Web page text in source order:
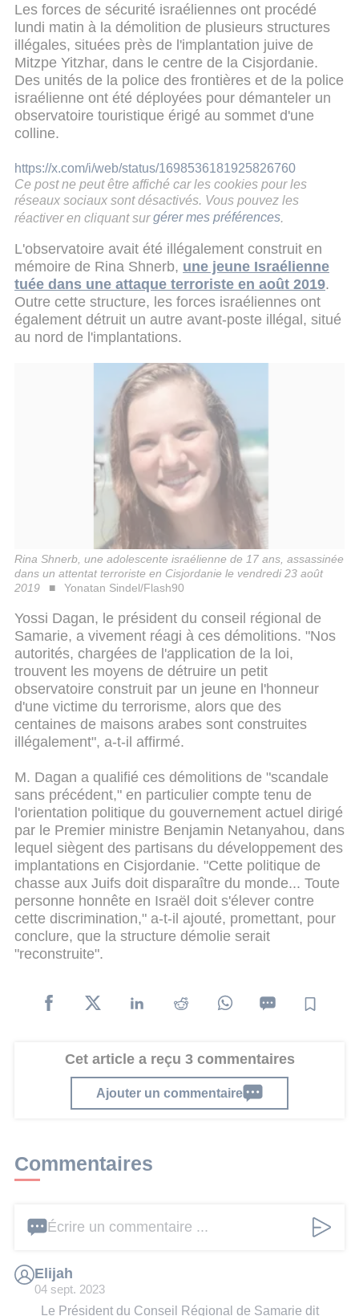
Les forces de sécurité israéliennes ont procédé
lundi matin à la démolition de plusieurs structures
illégales, situées près de l'implantation juive de
Mitzpe Yitzhar, dans le centre de la Cisjordanie.
Des unités de la police des frontières et de la police
israélienne ont été déployées pour démanteler un
observatoire touristique érigé au sommet d'une
colline.
https://x.com/i/web/status/1698536181925826760
Ce post ne peut être affiché car les cookies pour les
réseaux sociaux sont désactivés. Vous pouvez les
réactiver en cliquant sur gérer mes préférences
L'observatoire avait été illégalement construit en
mémoire de Rina Shnerb, une jeune Israélienne
tuée dans une attaque terroriste en août 2019.
Outre cette structure, les forces israéliennes ont
également détruit un autre avant-poste illégal, situé
au nord de l'implantations.
Rina Shnerb, une adolescente israélienne de 17 ans, assassinée
dans un attentat terroriste en Cisjordanie le vendredi 23 août
2019
Yonatan Sindel/Flash90
Yossi Dagan, le président du conseil régional de
Samarie, a vivement réagi à ces démolitions. "Nos
autorités, chargées de l'application de la loi,
trouvent les moyens de détruire un petit
observatoire construit par un jeune en l'honneur
d'une victime du terrorisme, alors que des
centaines de maisons arabes sont construites
illégalement", a-t-il affirmé.
M. Dagan a qualifié ces démolitions de "scandale
sans précédent," en particulier compte tenu de
l'orientation politique du gouvernement actuel dirigé
par le Premier ministre Benjamin Netanyahou, dans
lequel siègent des partisans du développement des
implantations en Cisjordanie. "Cette politique de
chasse aux Juifs doit disparaître du monde... Toute
personne honnête en Israël doit s'élever contre
cette discrimination," a-t-il ajouté, promettant, pour
conclure, que la structure démolie serait
"reconstruite".
Cet article a reçu 3 commentaires
Ajouter un commentaire
Commentaires
Écrire un commentaire ...
Elijah
04 sept. 2023
Le Président du Conseil Régional de Samarie dit